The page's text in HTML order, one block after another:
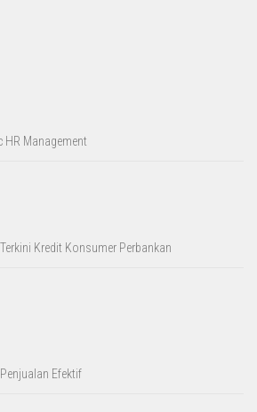
HR Management
Kredit Konsumer Perbankan
Efektif